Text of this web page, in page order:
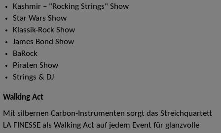
Kashmir – "Rocking Strings" Show
Star Wars Show
Klassik-Rock Show
James Bond Show
BaRock
Piraten Show
Strings & DJ
Walking Act
Mit silbernen Carbon-Instrumenten sorgt das Streichquartett
LA FINESSE als Walking Act auf jedem Event für glanzvolle